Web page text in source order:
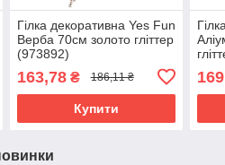
Гілка декоративна Yes Fun
Верба 70см золото гліттер
(973892)
163,78₴ 186,11 ₴
Купити